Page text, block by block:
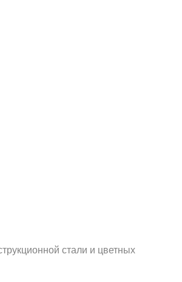
стали и цветных